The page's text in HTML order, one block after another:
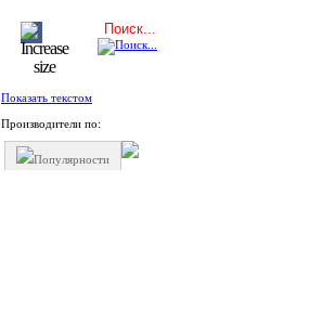
Показать текстом
Производители по:
Популярности